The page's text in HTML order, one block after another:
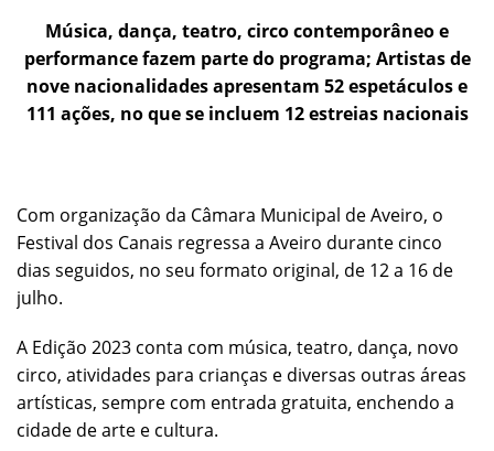
Música, dança, teatro, circo contemporâneo e
performance fazem parte do programa; Artistas de
nove nacionalidades apresentam 52 espetáculos e
111 ações, no que se incluem 12 estreias nacionais
Com organização da Câmara Municipal de Aveiro, o
Festival dos Canais regressa a Aveiro durante cinco
dias seguidos, no seu formato original, de 12 a 16 de
julho.
A Edição 2023 conta com música, teatro, dança, novo
circo, atividades para crianças e diversas outras áreas
artísticas, sempre com entrada gratuita, enchendo a
cidade de arte e cultura.